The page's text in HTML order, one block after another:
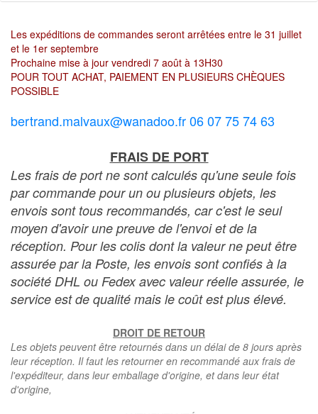
Les expéditions de commandes seront arrêtées entre le 31 juillet
et le 1er septembre
Prochaine mise à jour vendredi 7 août à 13H30
POUR TOUT ACHAT, PAIEMENT EN PLUSIEURS CHÈQUES
POSSIBLE
bertrand.malvaux@wanadoo.fr 06 07 75 74 63
FRAIS DE PORT
Les frais de port ne sont calculés qu'une seule fois
par commande pour un ou plusieurs objets, les
envois sont tous recommandés, car c'est le seul
moyen d'avoir une preuve de l'envoi et de la
réception. Pour les colis dont la valeur ne peut être
assurée par la Poste, les envois sont confiés à la
société DHL ou Fedex avec valeur réelle assurée, le
service est de qualité mais le coût est plus élevé.
DROIT DE RETOUR
Les objets peuvent être retournés dans un délai de 8 jours après
leur réception. Il faut les retourner en recommandé aux frais de
l'expéditeur, dans leur emballage d'origine, et dans leur état
d'origine,